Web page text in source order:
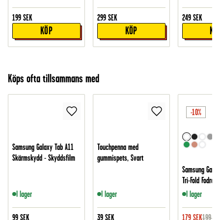
199 SEK
KÖP
299 SEK
KÖP
249 SEK
Köps ofta tillsammans med
Samsung Galaxy Tab A11
Skärmskydd - Skyddsfilm
I lager
99 SEK
Touchpenna med
gummispets, Svart
I lager
39 SEK
-10%
Samsung
Tri-Fold Fodral,
I lager
179 SEK199